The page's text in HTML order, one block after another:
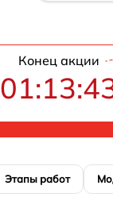
Конец акции
Этапы работ